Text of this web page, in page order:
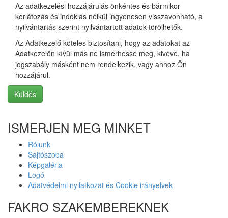
Az adatkezelési hozzájárulás önkéntes és bármikor
korlátozás és indoklás nélkül ingyenesen visszavonható, a
nyilvántartás szerint nyilvántartott adatok törölhetők.
Az Adatkezelő köteles biztosítani, hogy az adatokat az
Adatkezelőn kívül más ne ismerhesse meg, kivéve, ha
jogszabály másként nem rendelkezik, vagy ahhoz Ön
hozzájárul.
Küldés
ISMERJEN MEG MINKET
Rólunk
Sajtószoba
Képgaléria
Logó
Adatvédelmi nyilatkozat és Cookie irányelvek
FAKRO SZAKEMBEREKNEK